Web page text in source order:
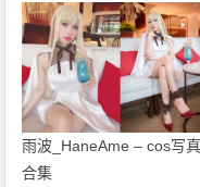
雨波_HaneAme – cos写
合集